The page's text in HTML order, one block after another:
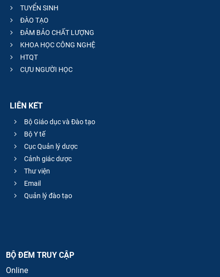
TUYỂN SINH
ĐÀO TẠO
ĐẢM BẢO CHẤT LƯỢNG
KHOA HỌC CÔNG NGHỆ
HTQT
CỰU NGƯỜI HỌC
LIÊN KẾT
Bộ Giáo dục và Đào tạo
Bộ Y tế
Cục Quản lý dược
Cảnh giác dược
Thư viện
Email
Quản lý đào tạo
BỘ ĐẾM TRUY CẬP
Online